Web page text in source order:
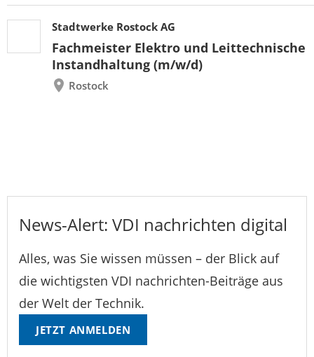
Stadtwerke Rostock AG
Fachmeister Elektro und Leittechnische
Instandhaltung (m/w/d)
Rostock
News-Alert: VDI nachrichten digital
Alles, was Sie wissen müssen – der Blick auf
die wichtigsten VDI nachrichten-Beiträge aus
der Welt der Technik.
JETZT ANMELDEN